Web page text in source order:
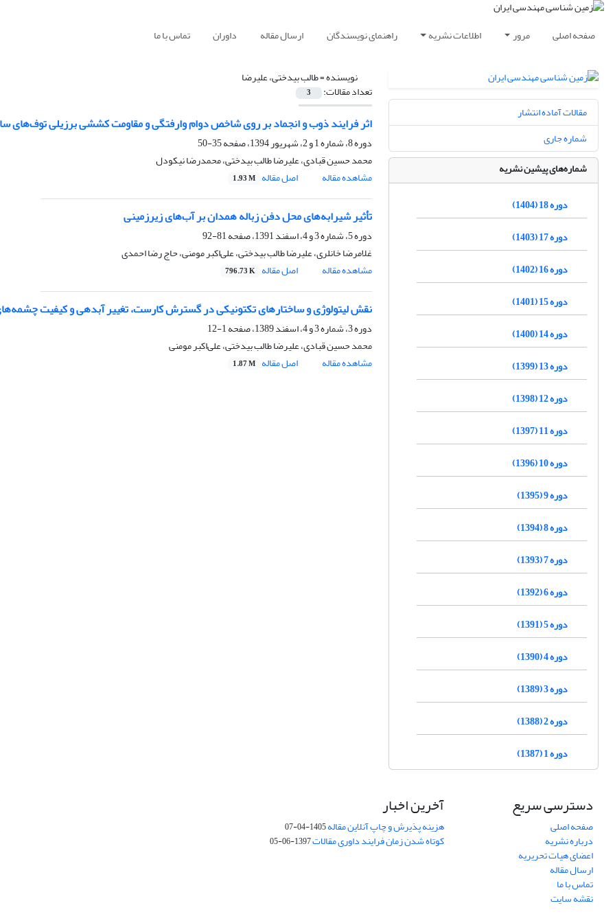
صفحه اصلی مرور اطلاعات نشریه راهنمای نویسندگان ارسال مقاله داوران تماس با ما
نویسنده =طالب بیدختی، علیرضا
تعداد مقالات: 3
اثر فرایند ذوب و انجماد بر روی شاخص دوام وارفتگی و مقاومت کششی برزیلی توف‌های
دوره 8، شماره 1 و 2، شهریور 1394، صفحه
35-50
محمد حسین قبادی، علیرضا طالب بیدختی، محمدرضا نیکودل
مشاهده مقاله
اصل مقاله 1.93 M
تأثیر شیرابه‌های محل دفن زباله همدان بر آب‌های زیرزمینی
دوره 5، شماره 3 و 4، اسفند 1391، صفحه
81-92
غلامرضا خانلری، علیرضا طالب بیدختی، علی‌اکبر مومنی، حاج رضا احمدی
مشاهده مقاله
اصل مقاله 796.73 K
نقش لیتولوژی و ساختارهای تکتونیکی در گسترش کارست، تغییر آبدهی و کیفیت
دوره 3، شماره 3 و 4، اسفند 1389، صفحه
1-12
محمد حسین قبادی، علیرضا طالب بیدختی، علی‌اکبر مومنی
مشاهده مقاله
اصل مقاله 1.87 M
مقالات آماده انتشار
شماره جاری
شماره‌های پیشین نشریه
دوره 18 (1404)
دوره 17 (1403)
دوره 16 (1402)
دوره 15 (1401)
دوره 14 (1400)
دوره 13 (1399)
دوره 12 (1398)
دوره 11 (1397)
دوره 10 (1396)
دوره 9 (1395)
دوره 8 (1394)
دوره 7 (1393)
دوره 6 (1392)
دوره 5 (1391)
دوره 4 (1390)
دوره 3 (1389)
دوره 2 (1388)
دوره 1 (1387)
دسترسی سریع
صفحه اصلی
درباره نشریه
اعضای هیات تحریریه
ارسال مقاله
تماس با ما
نقشه سایت
آخرین اخبار
هزینه پذیرش و چاپ آنلاین مقاله1405-04-07
کوتاه شدن زمان فرایند داوری مقالات1397-06-05